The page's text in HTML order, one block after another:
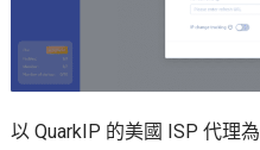
以 QuarkIP 的美國 ISP 代理